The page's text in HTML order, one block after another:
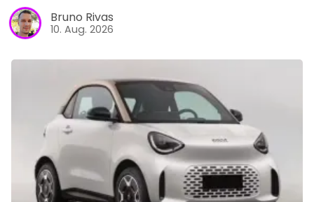
Bruno Rivas
10. Aug. 2026